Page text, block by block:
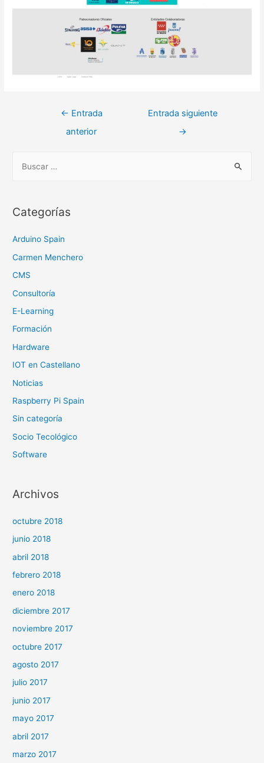
Navegación
← Entrada
anterior
Entrada siguiente
→
c
r
:
Categorías
Arduino Spain
Carmen Menchero
CMS
Consultoría
E-Learning
Formación
Hardware
IOT en Castellano
Noticias
Raspberry Pi Spain
Sin categoría
Socio Tecológico
Software
Archivos
octubre 2018
junio 2018
abril 2018
febrero 2018
enero 2018
diciembre 2017
noviembre 2017
octubre 2017
agosto 2017
julio 2017
junio 2017
mayo 2017
abril 2017
marzo 2017